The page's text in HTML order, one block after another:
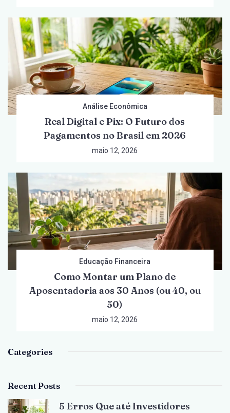
Análise Econômica
Real Digital e Pix: O Futuro dos
Pagamentos no Brasil em 2026
maio 12, 2026
Educação Financeira
Como Montar um Plano de
Aposentadoria aos 30 Anos (ou 40, ou
50)
maio 12, 2026
Categories
Recent Posts
5 Erros Que até Investidores